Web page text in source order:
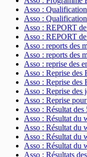
Asso :
Asso :
Asso : REPORT
Asso : REPORT
Asso : reports des
Asso : reports des
Asso : reprise des
Asso : Reprise des
Asso : Reprise des
Asso : Reprise des
Asso : Reprise
Asso : Résultat
Asso : Résultat du
Asso : Résultat du
Asso : Résultat du
Asso : Résultat du
Asso : Résultats